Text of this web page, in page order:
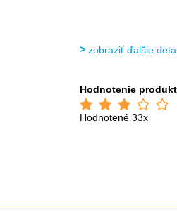
zobraziť ďalšie
Hodnotenie
Hodnotené 33x